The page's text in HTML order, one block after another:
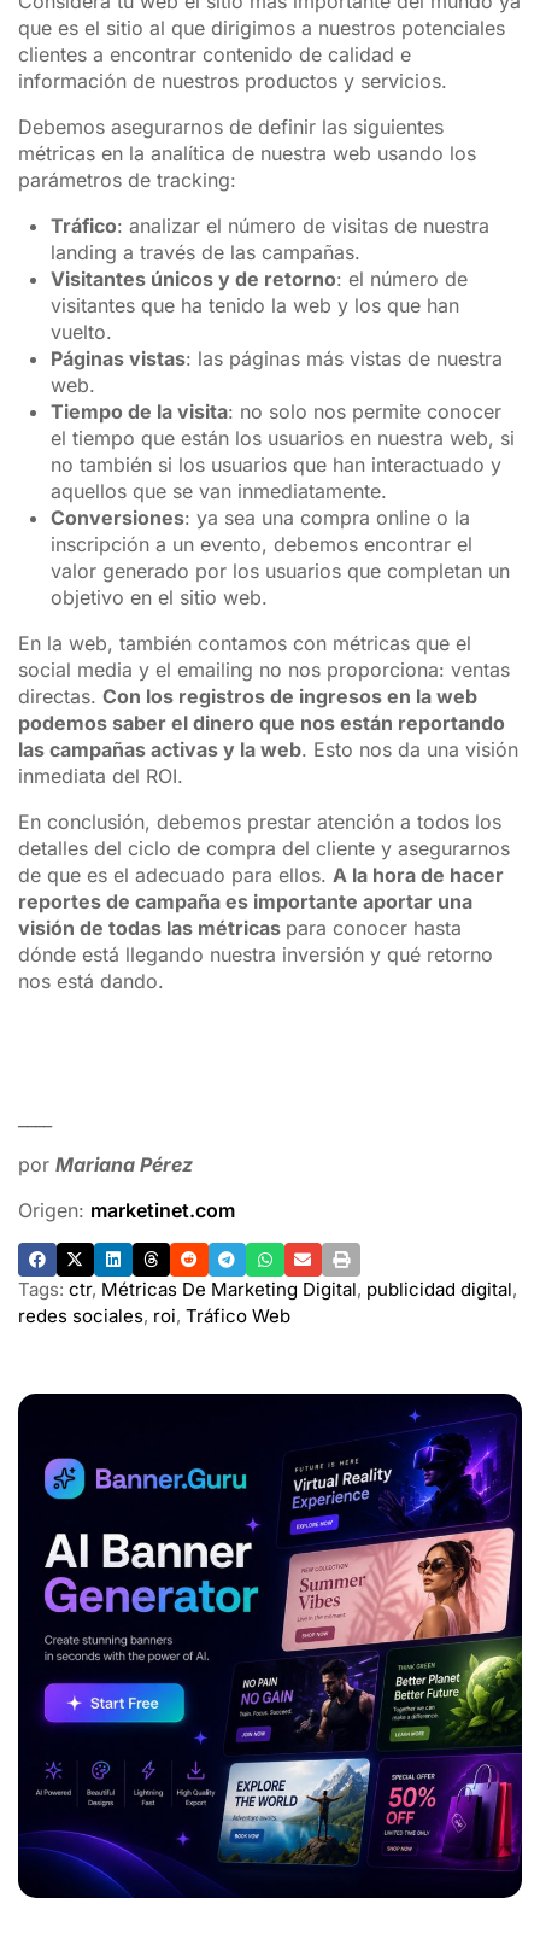
que es el sitio al que dirigimos a nuestros potenciales
clientes a encontrar contenido de calidad e
información de nuestros productos y servicios.
Debemos asegurarnos de definir las siguientes
métricas en la analítica de nuestra web usando los
parámetros de tracking:
Tráfico: analizar el número de visitas de nuestra
landing a través de las campañas.
Visitantes únicos y de retorno: el número de
visitantes que ha tenido la web y los que han
vuelto.
Páginas vistas: las páginas más vistas de nuestra
web.
Tiempo de la visita: no solo nos permite conocer
el tiempo que están los usuarios en nuestra web, si
no también si los usuarios que han interactuado y
aquellos que se van inmediatamente.
Conversiones: ya sea una compra online o la
inscripción a un evento, debemos encontrar el
valor generado por los usuarios que completan un
objetivo en el sitio web.
En la web, también contamos con métricas que el
social media y el emailing no nos proporciona: ventas
directas. Con los registros de ingresos en la web
podemos saber el dinero que nos están reportando
las campañas activas y la web. Esto nos da una visión
inmediata del ROI.
En conclusión, debemos prestar atención a todos los
detalles del ciclo de compra del cliente y asegurarnos
de que es el adecuado para ellos. A la hora de hacer
reportes de campaña es importante aportar una
visión de todas las métricas para conocer hasta
dónde está llegando nuestra inversión y qué retorno
nos está dando.
por Mariana Pérez
Origen: marketinet.com
Tags: ctr, Métricas De Marketing Digital, publicidad digital,
redes sociales, roi, Tráfico Web